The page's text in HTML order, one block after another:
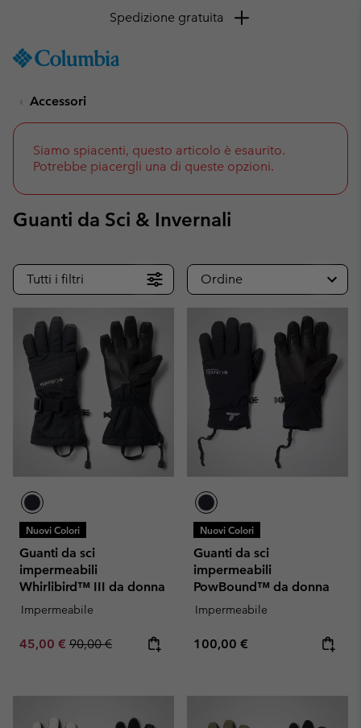
TO
SKIP
NAV
TO
SEARCH
Spedizione gratuita
Accessori
Siamo spiacenti, questo articolo è esaurito.
Potrebbe piacergli una di queste opzioni.
Guanti da Sci & Invernali
Tutti i filtri Ordine
Nuovi Colori
Guanti da sci
impermeabili
Whirlibird™ III da donna
Impermeabile
Sale price:
45,00 € Regular price:
90,00 €
Nuovi Colori
Guanti da sci
impermeabili
PowBound™ da donna
Impermeabile
Regular price:
100,00 €